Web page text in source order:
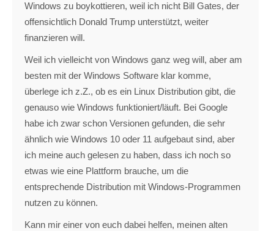
Windows zu boykottieren, weil ich nicht Bill Gates, der
offensichtlich Donald Trump unterstützt, weiter
finanzieren will.
Weil ich vielleicht von Windows ganz weg will, aber am
besten mit der Windows Software klar komme,
überlege ich z.Z., ob es ein Linux Distribution gibt, die
genauso wie Windows funktioniert/läuft. Bei Google
habe ich zwar schon Versionen gefunden, die sehr
ähnlich wie Windows 10 oder 11 aufgebaut sind, aber
ich meine auch gelesen zu haben, dass ich noch so
etwas wie eine Plattform brauche, um die
entsprechende Distribution mit Windows-Programmen
nutzen zu können.
Kann mir einer von euch dabei helfen, meinen alten